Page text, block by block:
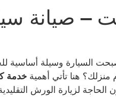
– صيانة
السيارة وسيلة أساسية
هنا تأتي أهمية خدمة
لزيارة الورش